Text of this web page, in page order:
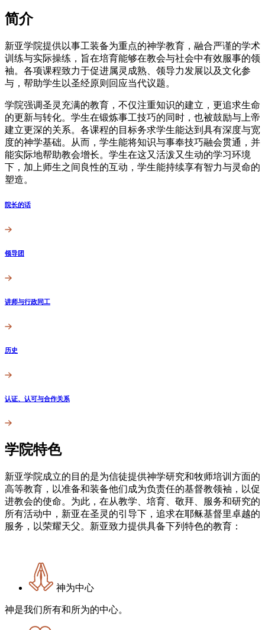
简介
新亚学院提供以事工装备为重点的神学教育，融合严谨的学术
训练与实际操练，旨在培育能够在教会与社会中有效服事的领
袖。各项课程致力于促进属灵成熟、领导力发展以及文化参
与，帮助学生以圣经原则回应当代议题。
学院强调圣灵充满的教育，不仅注重知识的建立，更追求生命
的更新与转化。学生在锻炼事工技巧的同时，也被鼓励与上帝
建立更深的关系。各课程的目标务求学生能达到具有深度与宽
度的神学基础。从而，学生能将知识与事奉技巧融会贯通，并
能实际地帮助教会增长。学生在这又活泼又生动的学习环境
下，加上师生之间良性的互动，学生能持续享有智力与灵命的
塑造。
院长的话
领导团
讲师与行政同工
历史
认证、认可与合作关系
学院特色
新亚学院成立的目的是为信徒提供神学研究和牧师培训方面的
高等教育，以准备和装备他们成为负责任的基督教领袖，以促
进教会的使命。为此，在从教学、培育、敬拜、服务和研究的
所有活动中，新亚在圣灵的引导下，追求在耶稣基督里卓越的
服务，以荣耀天父。​新亚致力提供具备下列特色的教育：
神为中心
神是我们所有和所为的中心。